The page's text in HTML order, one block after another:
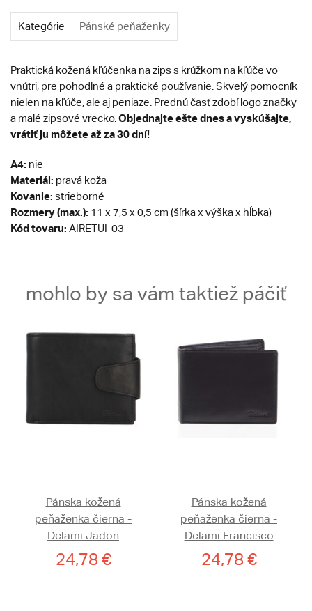
Kategórie Pánské peňaženky
Praktická kožená kľúčenka na zips s krúžkom na kľúče vo
vnútri, pre pohodlné a praktické používanie. Skvelý pomocník
nielen na kľúče, ale aj peniaze. Prednú časť zdobí logo značky
a malé zipsové vrecko. Objednajte ešte dnes a vyskúšajte,
vrátiť ju môžete až za 30 dní!
A4: nie
Materiál: pravá koža
Kovanie: strieborné
Rozmery (max.): 11 x 7,5 x 0,5 cm (šírka x výška x hĺbka)
Kód tovaru: AIRETUI-03
mohlo by sa vám taktiež páčiť
Pánska kožená
peňaženka čierna -
Delami Jadon
24,78 €
Pánska kožená
peňaženka čierna -
Delami Francisco
24,78 €